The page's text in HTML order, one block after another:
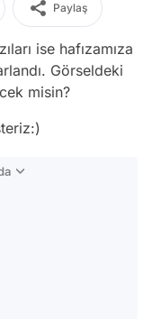
Paylaş
ise hafızamıza
Görseldeki
misin?